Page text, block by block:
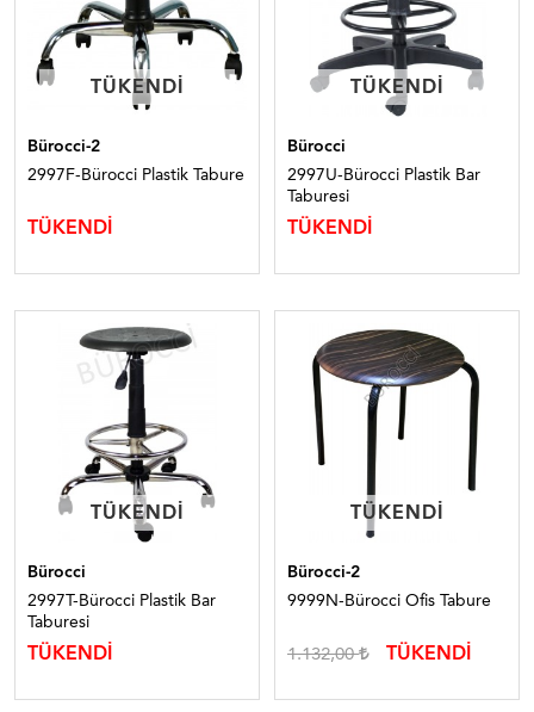
TÜKENDI
TÜKENDI
Bürocci-2
2997F-Bürocci Plastik Tabure
TÜKENDİ
TÜKENDI
TÜKENDI
Bürocci
2997U-Bürocci Plastik Bar
Taburesi
TÜKENDİ
TÜKENDI
TÜKENDI
Bürocci
2997T-Bürocci Plastik Bar
Taburesi
TÜKENDİ
TÜKENDI
TÜKENDI
Bürocci-2
9999N-Bürocci Ofis Tabure
1.132,00 TÜKENDİ